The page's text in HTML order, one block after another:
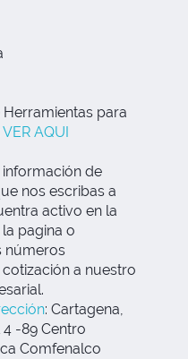
para
VER AQUI
de
nos escribas a
activo en la
pagina o
números
a nuestro
: Cartagena,
-89 Centro
Comfenalco